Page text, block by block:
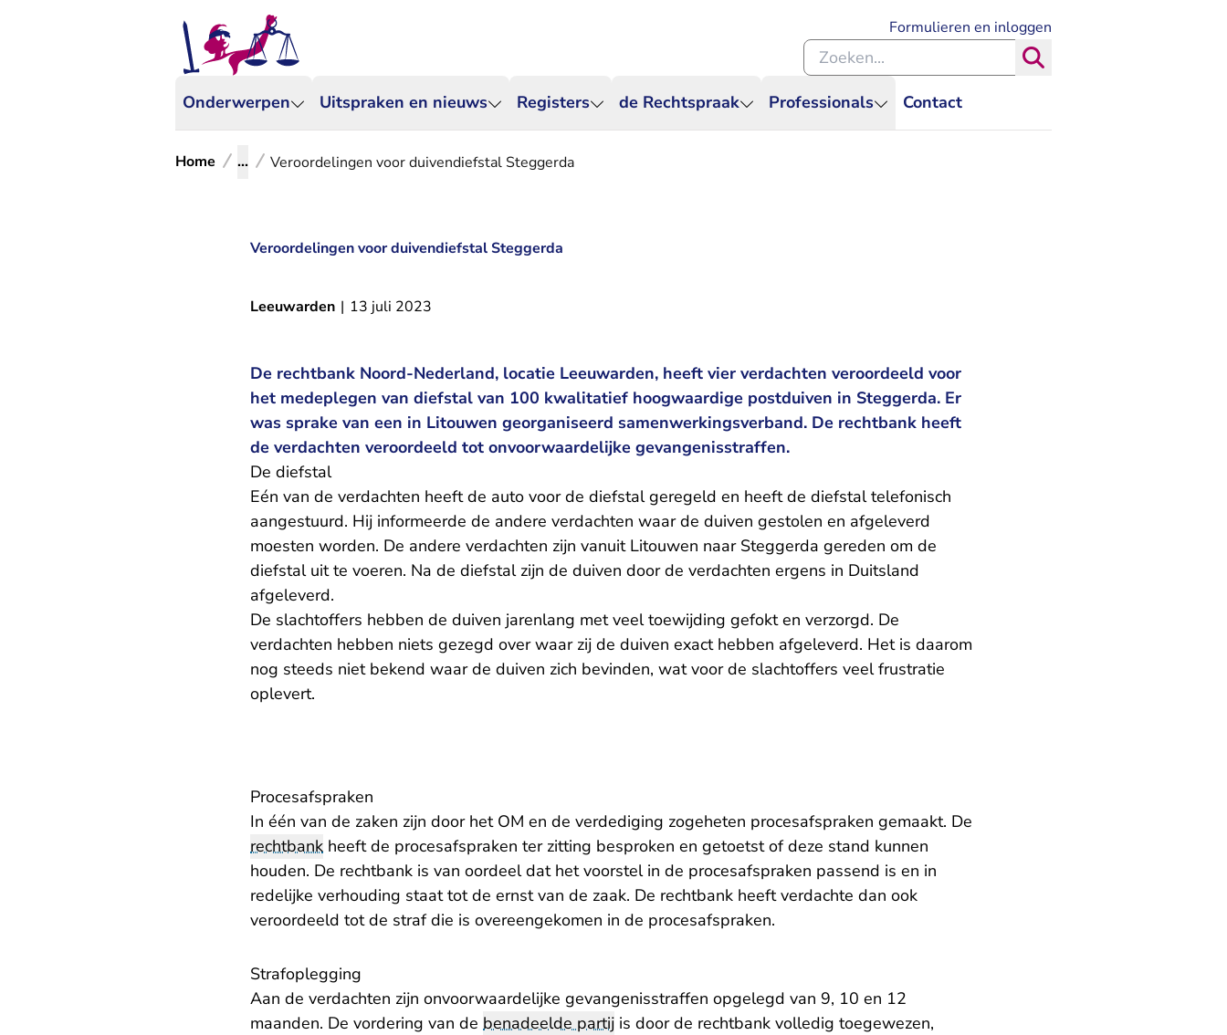
Onderwerpen Uitspraken en nieuws Registers de Rechtspraak Professionals Contact
Formulieren en inloggen
Zoeken binnen de Rechtspraak
Home ... Veroordelingen voor duivendiefstal Steggerda
Veroordelingen voor duivendiefstal Steggerda
Leeuwarden | 13 juli 2023
De rechtbank Noord-Nederland, locatie Leeuwarden, heeft vier verdachten veroordeeld voor
het medeplegen van diefstal van 100 kwalitatief hoogwaardige postduiven in Steggerda. Er
was sprake van een in Litouwen georganiseerd samenwerkingsverband. De rechtbank heeft
de verdachten veroordeeld tot onvoorwaardelijke gevangenisstraffen.
De diefstal
Eén van de verdachten heeft de auto voor de diefstal geregeld en heeft de diefstal telefonisch
aangestuurd. Hij informeerde de andere verdachten waar de duiven gestolen en afgeleverd
moesten worden. De andere verdachten zijn vanuit Litouwen naar Steggerda gereden om de
diefstal uit te voeren. Na de diefstal zijn de duiven door de verdachten ergens in Duitsland
afgeleverd.
De slachtoffers hebben de duiven jarenlang met veel toewijding gefokt en verzorgd. De
verdachten hebben niets gezegd over waar zij de duiven exact hebben afgeleverd. Het is daarom
nog steeds niet bekend waar de duiven zich bevinden, wat voor de slachtoffers veel frustratie
oplevert.
Procesafspraken
In één van de zaken zijn door het OM en de verdediging zogeheten procesafspraken gemaakt. De
rechtbank heeft de procesafspraken ter zitting besproken en getoetst of deze stand kunnen
houden. De rechtbank is van oordeel dat het voorstel in de procesafspraken passend is en in
redelijke verhouding staat tot de ernst van de zaak. De rechtbank heeft verdachte dan ook
veroordeeld tot de straf die is overeengekomen in de procesafspraken.
Strafoplegging
Aan de verdachten zijn onvoorwaardelijke gevangenisstraffen opgelegd van 9, 10 en 12
maanden. De vordering van de benadeelde partij is door de rechtbank volledig toegewezen,